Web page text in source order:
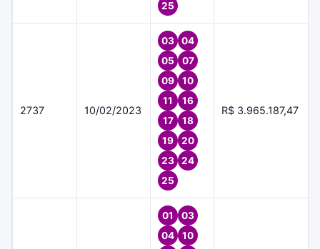
25
2737 10/02/2023
03
04
05
07
09
10
11
16
17
18
19
20
23
24
25
R$ 3.965.187,47
01
03
04
10